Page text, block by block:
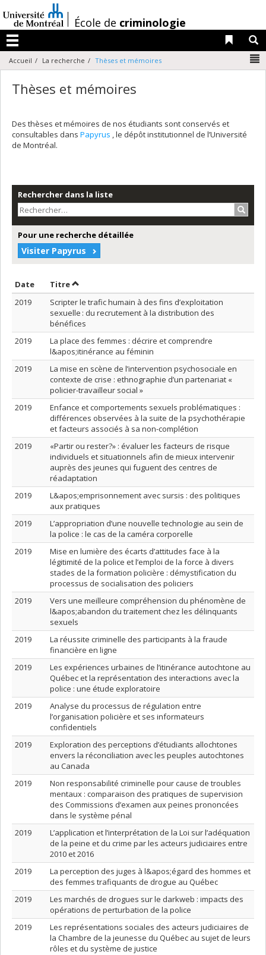
au
contenu
/École de criminologie
Menu
Liens
Accueil La recherche Thèses et mémoires
Thèses et mémoires
Des thèses et mémoires de nos étudiants sont conservés et
consultables dans Papyrus , le dépôt institutionnel de l’Université
de Montréal.
Rechercher dans la liste
Pour une recherche détaillée
Visiter Papyrus
Date Trier par date en ordre croissant
TitreTrier par titre en ordre croissant
2019
Scripter le trafic humain à des fins d’exploitation
sexuelle : du recrutement à la distribution des
bénéfices
2019
La place des femmes : décrire et comprendre
l&apos;itinérance au féminin
2019
La mise en scène de l’intervention psychosociale en
contexte de crise : ethnographie d’un partenariat «
policier-travailleur social »
2019
Enfance et comportements sexuels problématiques :
différences observées à la suite de la psychothérapie
et facteurs associés à sa non-complétion
2019
«Partir ou rester?» : évaluer les facteurs de risque
individuels et situationnels afin de mieux intervenir
auprès des jeunes qui fuguent des centres de
réadaptation
2019
L&apos;emprisonnement avec sursis : des politiques
aux pratiques
2019
L’appropriation d’une nouvelle technologie au sein de
la police : le cas de la caméra corporelle
2019
Mise en lumière des écarts d’attitudes face à la
légitimité de la police et l’emploi de la force à divers
stades de la formation policière : démystification du
processus de socialisation des policiers
2019
Vers une meilleure compréhension du phénomène de
l&apos;abandon du traitement chez les délinquants
sexuels
2019
La réussite criminelle des participants à la fraude
financière en ligne
2019
Les expériences urbaines de l’itinérance autochtone au
Québec et la représentation des interactions avec la
police : une étude exploratoire
2019
Analyse du processus de régulation entre
l’organisation policière et ses informateurs
confidentiels
2019
Exploration des perceptions d’étudiants allochtones
envers la réconciliation avec les peuples autochtones
au Canada
2019
Non responsabilité criminelle pour cause de troubles
mentaux : comparaison des pratiques de supervision
des Commissions d’examen aux peines prononcées
dans le système pénal
2019
L’application et l’interprétation de la Loi sur l’adéquation
de la peine et du crime par les acteurs judiciaires entre
2010 et 2016
2019
La perception des juges à l&apos;égard des hommes et
des femmes trafiquants de drogue au Québec
2019
Les marchés de drogues sur le darkweb : impacts des
opérations de perturbation de la police
2019
Les représentations sociales des acteurs judiciaires de
la Chambre de la jeunesse du Québec au sujet de leurs
rôles et du système de justice